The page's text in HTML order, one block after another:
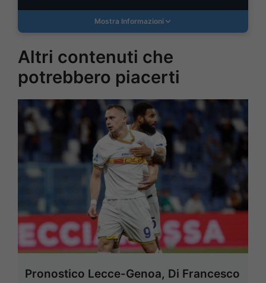
Mostra Informazioni
Altri contenuti che
potrebbero piacerti
Pronostico Lecce-Genoa, Di Francesco